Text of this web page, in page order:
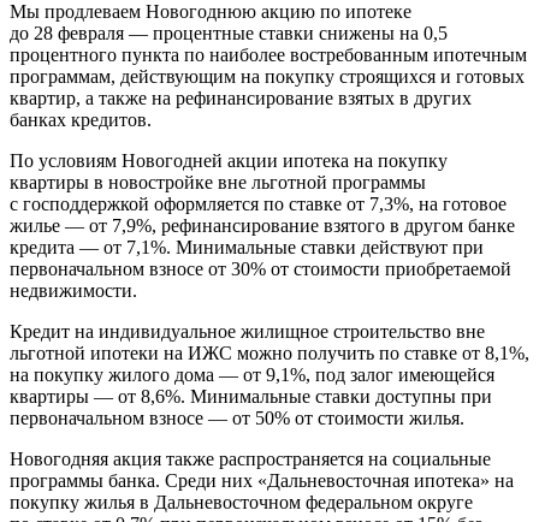
Мы продлеваем Новогоднюю акцию по ипотеке
до 28 февраля — процентные ставки снижены на 0,5
процентного пункта по наиболее востребованным ипотечным
программам, действующим на покупку строящихся и готовых
квартир, а также на рефинансирование взятых в других
банках кредитов.
По условиям Новогодней акции ипотека на покупку
квартиры в новостройке вне льготной программы
с господдержкой оформляется по ставке от 7,3%, на готовое
жилье — от 7,9%, рефинансирование взятого в другом банке
кредита — от 7,1%. Минимальные ставки действуют при
первоначальном взносе от 30% от стоимости приобретаемой
недвижимости.
Кредит на индивидуальное жилищное строительство вне
льготной ипотеки на ИЖС можно получить по ставке от 8,1%,
на покупку жилого дома — от 9,1%, под залог имеющейся
квартиры — от 8,6%. Минимальные ставки доступны при
первоначальном взносе — от 50% от стоимости жилья.
Новогодняя акция также распространяется на социальные
программы банка. Среди них «Дальневосточная ипотека» на
покупку жилья в Дальневосточном федеральном округе